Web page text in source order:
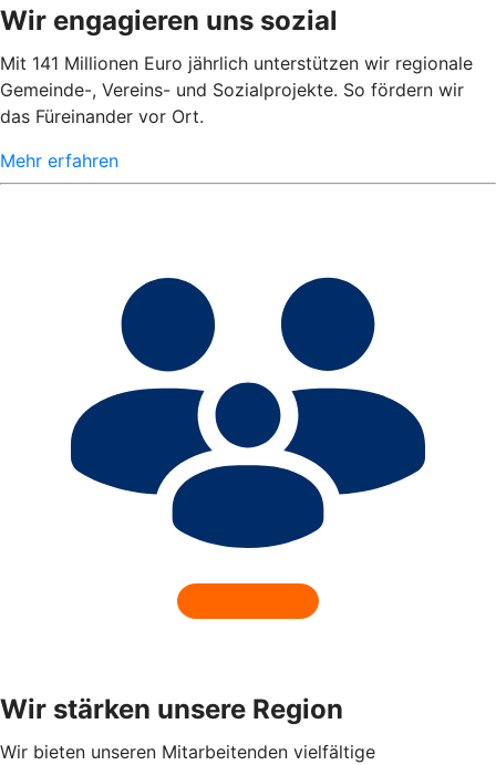
Wir engagieren uns sozial
Mit 141 Millionen Euro jährlich unterstützen wir regionale
Gemeinde-, Vereins- und Sozialprojekte. So fördern wir
das Füreinander vor Ort.
Mehr erfahren
Wir stärken unsere Region
Wir bieten unseren Mitarbeitenden vielfältige